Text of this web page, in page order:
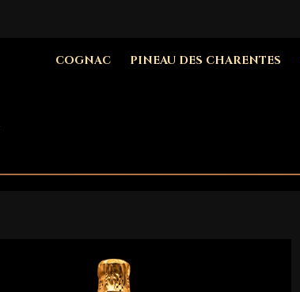
COGNAC PINEAU DES CHARENTES